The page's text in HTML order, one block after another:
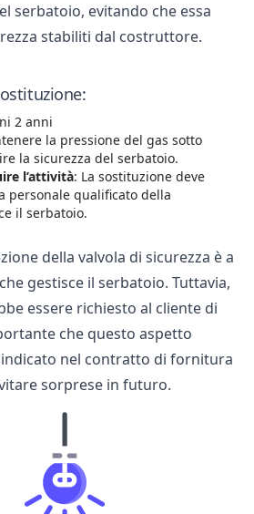
serbatoio, evitando che essa
stabiliti dal costruttore.
2 anni
la pressione del gas sotto
la sicurezza del serbatoio.
l’attività: La sostituzione deve
personale qualificato della
il serbatoio.
della valvola di sicurezza è a
gestisce il serbatoio. Tuttavia,
essere richiesto al cliente di
che questo aspetto
nel contratto di fornitura
sorprese in futuro.